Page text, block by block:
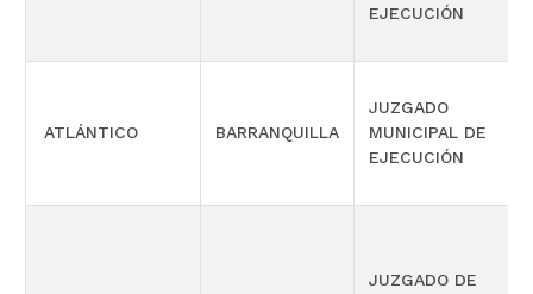
EJECUCIÓN
ATLÁNTICO BARRANQUILLA
JUZGADO
MUNICIPAL DE
EJECUCIÓN
JUZGADO DE